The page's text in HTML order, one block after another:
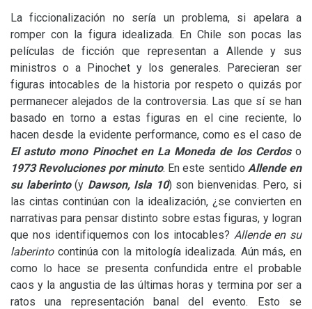
La ficcionalización no sería un problema, si apelara a
romper con la figura idealizada. En Chile son pocas las
películas de ficción que representan a Allende y sus
ministros o a Pinochet y los generales. Parecieran ser
figuras intocables de la historia por respeto o quizás por
permanecer alejados de la controversia. Las que sí se han
basado en torno a estas figuras en el cine reciente, lo
hacen desde la evidente performance, como es el caso de
El astuto mono Pinochet en La Moneda de los Cerdoso
1973 Revoluciones por minuto. En este sentido Allende en
su laberinto(y Dawson, Isla 10) son bienvenidas. Pero, si
las cintas continúan con la idealización, ¿se convierten en
narrativas para pensar distinto sobre estas figuras, y logran
que nos identifiquemos con los intocables? Allende en su
laberintocontinúa con la mitología idealizada. Aún más, en
como lo hace se presenta confundida entre el probable
caos y la angustia de las últimas horas y termina por ser a
ratos una representación banal del evento. Esto se